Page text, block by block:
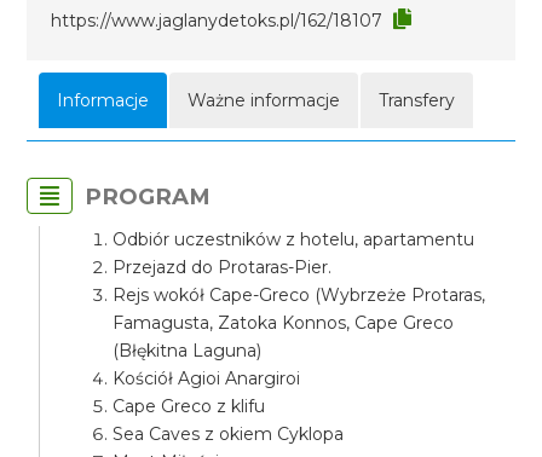
https://www.jaglanydetoks.pl/162/18107
Informacje Ważne informacje Transfery
PROGRAM
Odbiór uczestników z hotelu, apartamentu
Przejazd do Protaras-Pier.
Rejs wokół Cape-Greco (Wybrzeże Protaras,
Famagusta, Zatoka Konnos, Cape Greco
(Błękitna Laguna)
Kościół Agioi Anargiroi
Cape Greco z klifu
Sea Caves z okiem Cyklopa